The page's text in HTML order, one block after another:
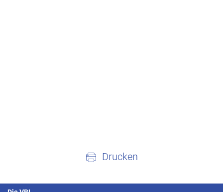
Drucken